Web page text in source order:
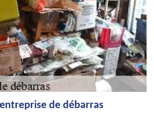
de débarras